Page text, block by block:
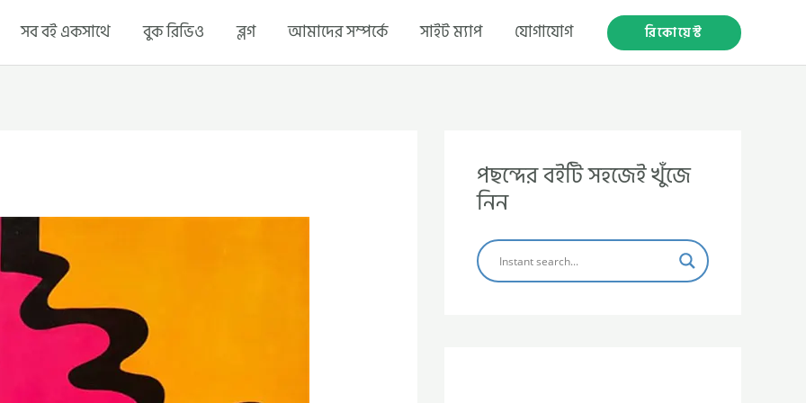
সব বই একসাথে বুক রিভিও ব্লগ আমাদের সম্পর্কে সাইট ম্যাপ যোগাযোগ রিকোয়েস্ট
পছন্দের বইটি সহজেই খুঁজে
নিন